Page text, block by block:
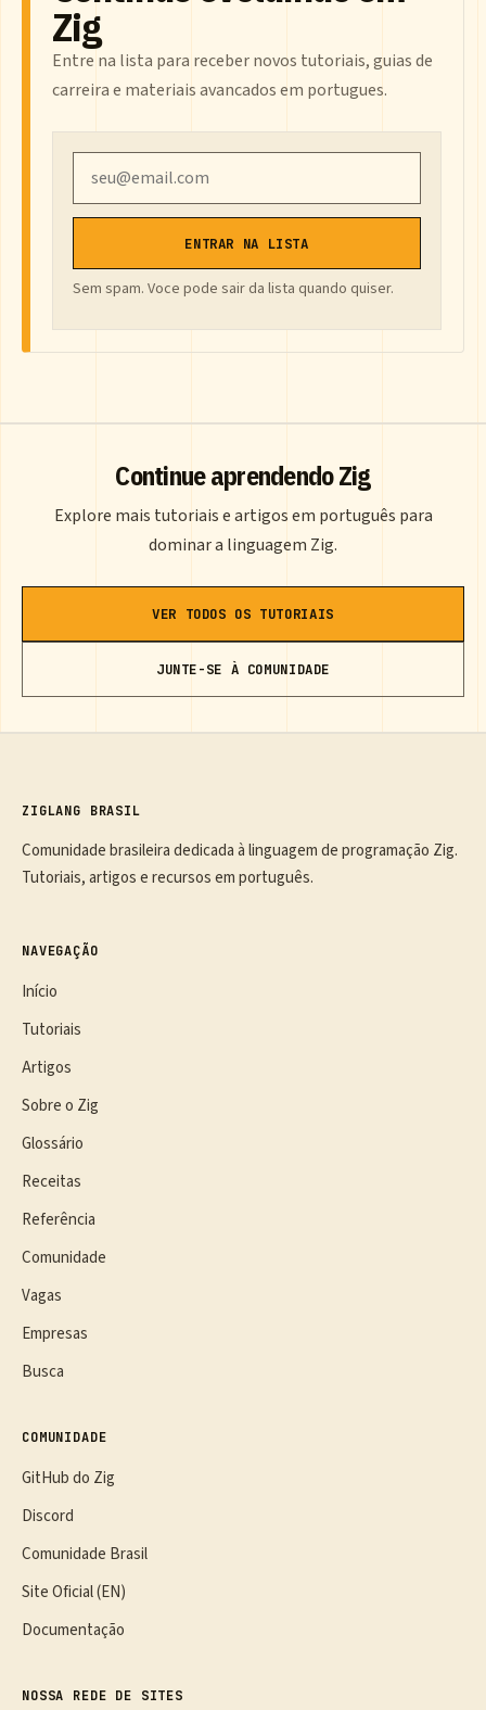
Zig
Entre na lista para receber novos tutoriais, guias de
carreira e materiais avancados em portugues.
ENTRAR NA LISTA
Sem spam. Voce pode sair da lista quando quiser.
Continue aprendendo Zig
Explore mais tutoriais e artigos em português para
dominar a linguagem Zig.
VER TODOS OS TUTORIAIS
JUNTE-SE À COMUNIDADE
ZIGLANG BRASIL
Comunidade brasileira dedicada à linguagem de programação Zig.
Tutoriais, artigos e recursos em português.
NAVEGAÇÃO
Início
Tutoriais
Artigos
Sobre o Zig
Glossário
Receitas
Referência
Comunidade
Vagas
Empresas
Busca
COMUNIDADE
GitHub do Zig
Discord
Comunidade Brasil
Site Oficial (EN)
Documentação
NOSSA REDE DE SITES